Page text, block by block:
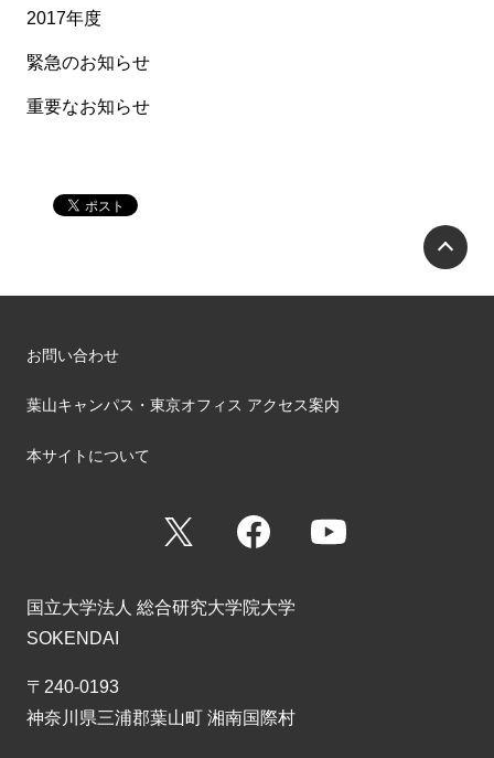
2017年度
緊急のお知らせ
重要なお知らせ
お問い合わせ
葉山キャンパス・東京オフィス アクセス案内
本サイトについて
Facebook
国立大学法人 総合研究大学院大学
SOKENDAI
〒240-0193
神奈川県三浦郡葉山町 湘南国際村